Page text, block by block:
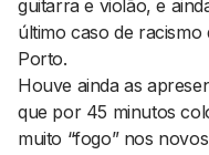
guitarra e violão, e
último caso de
Porto.
Houve ainda as
que por 45 minutos
muito “fogo” nos